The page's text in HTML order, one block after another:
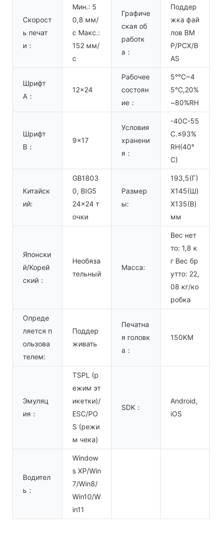
Скорост
ь печат
и：
Мин.: 5
0,8 мм/
с Макс.:
152 мм/
с
Графиче
ская об
работк
а：
Поддер
жка фай
лов BM
P/PCX/B
AS
Шрифт
А：
12x24
Рабочее
состоян
ие：
5°℃~4
5°C,20%
~80%RH
Шрифт
B：
9x17
Условия
хранени
я：
-40C-55
C.≤93%
RH(40°
C)
Китайск
ий:
GB1803
0, BIG5
24x24 т
очки
Размер
ы:
193,5(Г)
X145(Ш)
X135(В)
мм
Японски
й/Корей
ский：
Необяза
тельный
Масса:
Вес нет
то: 1,8 к
г Вес бр
утто: 22,
08 кг/ко
робка
Опреде
ляется п
ользова
телем:
Поддер
живать
Печатна
я головк
а：
150KM
Эмуляц
ия：
TSPL (р
ежим эт
икетки)/
ESC/PO
S (режи
м чека)
SDK：
Android,
iOS
Водител
ь：
Window
s XP/Win
7/Win8/
Win10/W
in11